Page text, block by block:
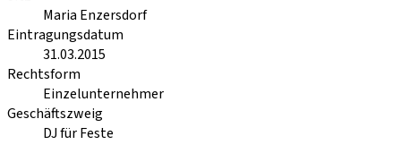
Maria Enzersdorf
Eintragungsdatum
31.03.2015
Rechtsform
Einzelunternehmer
Geschäftszweig
DJ für Feste